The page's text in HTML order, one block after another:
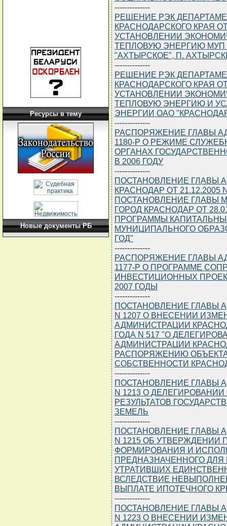
Ресурсы в тему
Новые документы РБ
--------------
РЕШЕНИЕ РЭК
КРАСНОДАРСКОГО КРАЯ ОТ
УСТАНОВЛЕНИИ
ТЕПЛОВУЮ ЭНЕРГИЮ МУП
"АХТЫРСКОЕ", П.
--------------
РЕШЕНИЕ РЭК
КРАСНОДАРСКОГО КРАЯ ОТ
УСТАНОВЛЕНИИ
ТЕПЛОВУЮ ЭНЕРГИЮ И
ЭНЕРГИИ ОАО
--------------
РАСПОРЯЖЕНИЕ ГЛАВЫ
1180-Р О РЕЖИМЕ
ОРГАНАХ
В 2006 ГОДУ
--------------
ПОСТАНОВЛЕНИЕ ГЛАВЫ
КРАСНОДАР ОТ
ПОСТАНОВЛЕНИЕ ГЛАВЫ
ГОРОД КРАСНОДАР ОТ
ПРОГРАММЫ
МУНИЦИПАЛЬНОГО
ГОД"
--------------
РАСПОРЯЖЕНИЕ ГЛАВЫ
1177-Р О ПРОГРАММЕ
ИНВЕСТИЦИОННЫХ
2007 ГОДЫ
--------------
ПОСТАНОВЛЕНИЕ ГЛАВЫ
N 1207 О ВНЕСЕНИИ
АДМИНИСТРАЦИИ
ГОДА N 517 "О
АДМИНИСТРАЦИИ
РАСПОРЯЖЕНИЮ
СОБСТВЕННОСТИ
--------------
ПОСТАНОВЛЕНИЕ ГЛАВЫ
N 1213 О
РЕЗУЛЬТАТОВ
ЗЕМЕЛЬ
--------------
ПОСТАНОВЛЕНИЕ ГЛАВЫ
N 1215 ОБ
ФОРМИРОВАНИЯ И
ПРЕДНАЗНАЧЕННОГО
УТРАТИВШИХ
ВСЛЕДСТВИЕ
ВЫПЛАТЕ ИПОТЕЧНОГО
--------------
ПОСТАНОВЛЕНИЕ ГЛАВЫ
N 1223 О ВНЕСЕНИИ